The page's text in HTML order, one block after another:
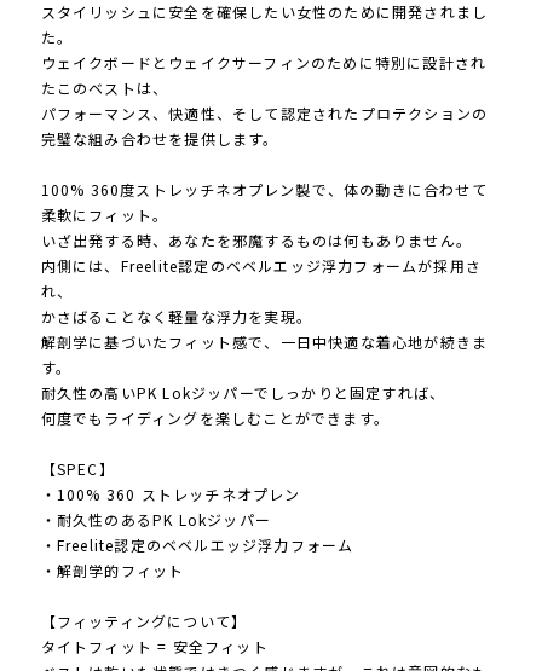
スタイリッシュに安全を確保したい女性のために開発されまし
た。
ウェイクボードとウェイクサーフィンのために特別に設計され
たこのベストは、
パフォーマンス、快適性、そして認定されたプロテクションの
完璧な組み合わせを提供します。
100% 360度ストレッチネオプレン製で、体の動きに合わせて
柔軟にフィット。
いざ出発する時、あなたを邪魔するものは何もありません。
内側には、Freelite認定のベベルエッジ浮力フォームが採用さ
れ、
かさばることなく軽量な浮力を実現。
解剖学に基づいたフィット感で、一日中快適な着心地が続きま
す。
耐久性の高いPK Lokジッパーでしっかりと固定すれば、
何度でもライディングを楽しむことができます。
【SPEC】
・100% 360 ストレッチネオプレン
・耐久性のあるPK Lokジッパー
・Freelite認定のベベルエッジ浮力フォーム
・解剖学的フィット
【フィッティングについて】
タイトフィット = 安全フィット